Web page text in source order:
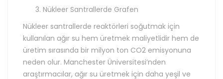
Nükleer Santrallerde Grafen
Nükleer santrallerde reaktörleri soğutmak için
kullanılan ağır su hem üretmek maliyetlidir hem de
üretim sırasında bir milyon ton CO2 emisyonuna
neden olur. Manchester Üniversitesi’nden
araştırmacılar, ağır su üretmek için daha yeşil ve